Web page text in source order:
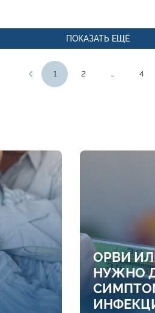
ПОКАЗАТЬ ЕЩЁ
1 2 ... 4
ОРВИ
НУЖНО